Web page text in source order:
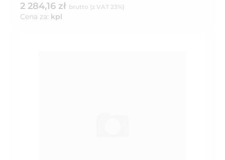
2 284,16 zł brutto (z VAT 23%)
Cena za: kpl